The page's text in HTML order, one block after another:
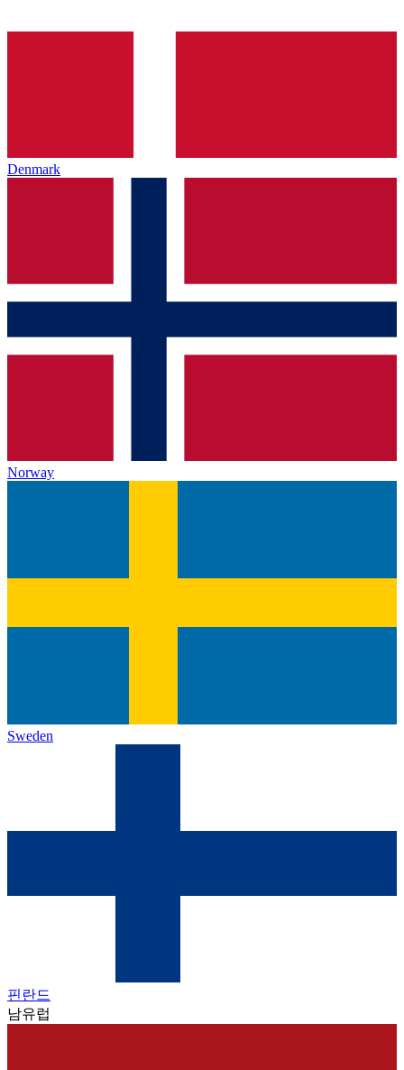
Denmark
Norway
Sweden
핀란드
남유럽